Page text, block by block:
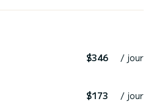
$346 / jour
$173 / jour